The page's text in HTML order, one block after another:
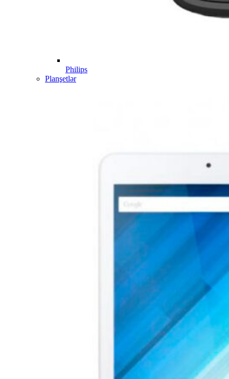
Philips
Planşetlər